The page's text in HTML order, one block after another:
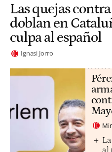
Las quejas
doblan en
culpa al español
Ignasi Jorro